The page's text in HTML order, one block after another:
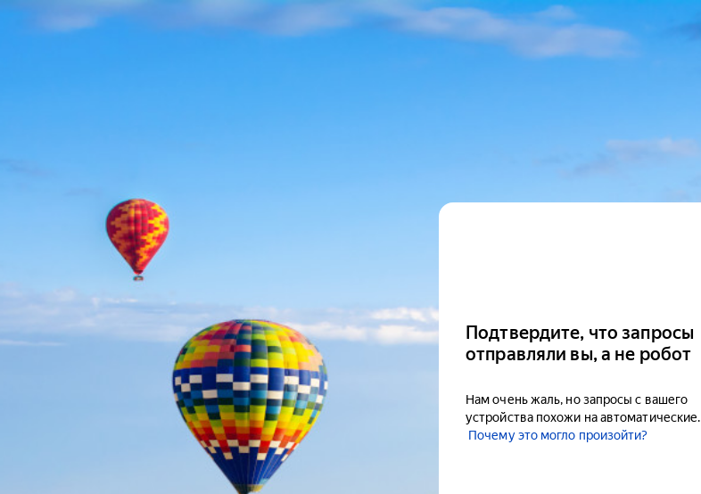
Подтвердите, что запросы
отправляли вы, а не робот
Нам очень жаль, но запросы с вашего
устройства похожи на автоматические.
Почему это могло произойти?